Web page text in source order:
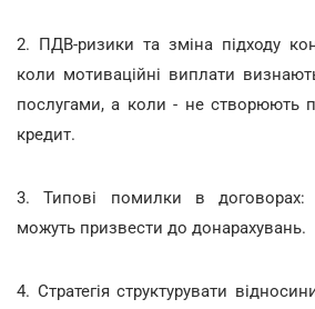
2. ПДВ-ризики та зміна підходу
коли мотиваційні виплати
послугами, а коли - не створюють
кредит.
3. Типові помилки в договорах:
можуть призвести до донарахувань.
4. Стратегія структурувати